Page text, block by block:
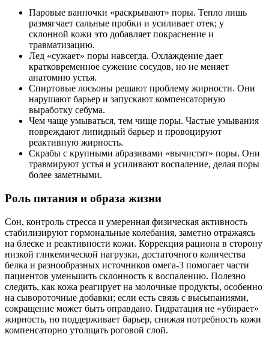
Паровые ванночки «раскрывают» поры. Тепло лишь
размягчает сальные пробки и усиливает отек; у
склонной кожи это добавляет покраснение и
травматизацию.
Лед «сужает» поры навсегда. Охлаждение дает
кратковременное сужение сосудов, но не меняет
анатомию устья.
Спиртовые лосьоны решают проблему жирности. Они
нарушают барьер и запускают компенсаторную
выработку себума.
Чем чаще умываться, тем чище поры. Частые умывания
повреждают липидный барьер и провоцируют
реактивную жирность.
Скрабы с крупными абразивами «вычистят» поры. Они
травмируют устья и усиливают воспаление, делая поры
более заметными.
Роль питания и образа жизни
Сон, контроль стресса и умеренная физическая активность
стабилизируют гормональные колебания, заметно отражаясь
на блеске и реактивности кожи. Коррекция рациона в сторону
низкой гликемической нагрузки, достаточного количества
белка и разнообразных источников омега‑3 помогает части
пациентов уменьшить склонность к воспалению. Полезно
следить, как кожа реагирует на молочные продукты, особенно
на сывороточные добавки; если есть связь с высыпаниями,
сокращение может быть оправдано. Гидратация не «убирает»
жирность, но поддерживает барьер, снижая потребность кожи
компенсаторно утолщать роговой слой.